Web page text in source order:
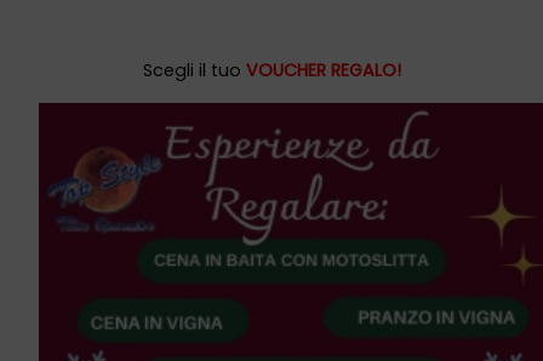
Scegli il tuo VOUCHER REGALO!